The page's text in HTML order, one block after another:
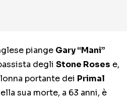
piange Gary “Mani”
degli Stone Roses e,
portante dei Primal
sua morte, a 63 anni, è